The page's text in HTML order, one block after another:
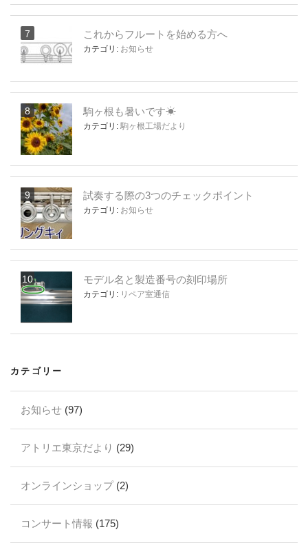
これからフルートを始める方へ
カテゴリ: お知らせ
駒ヶ根も暑いです☀
カテゴリ: 駒ヶ根工場だより
試奏する際の3つのチェックポイント
カテゴリ: お知らせ
モデル名と製造番号の刻印場所
カテゴリ: リペア室通信
カテゴリー
お知らせ (97)
アトリエ東京だより (29)
オンラインショップ(2)
コンサート情報 (175)